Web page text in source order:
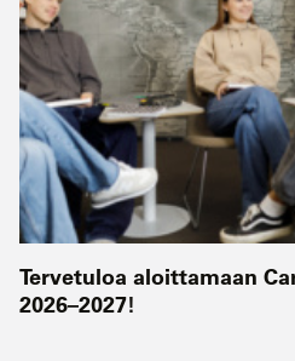
Tervetuloa aloittamaan
2026–2027!